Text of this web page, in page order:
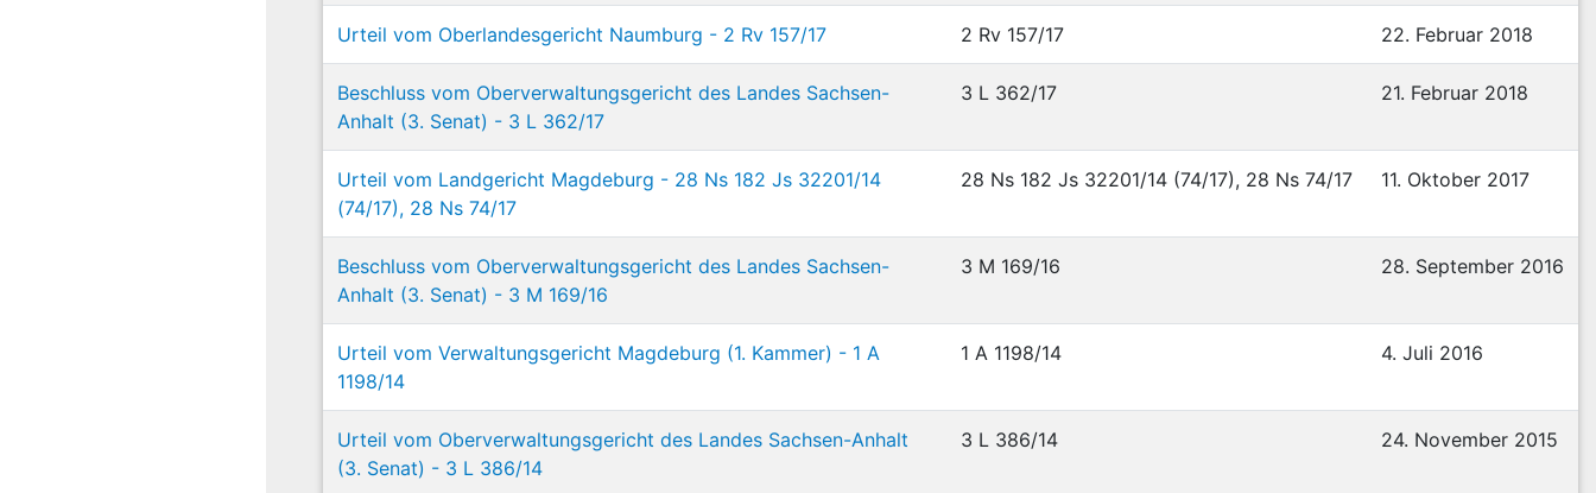
Urteil vom Oberlandesgericht Naumburg - 2 Rv 157/17 2 Rv 157/17 22. Februar 2018
Beschluss vom Oberverwaltungsgericht des Landes Sachsen-
Anhalt (3. Senat) - 3 L 362/17
3 L 362/17 21. Februar 2018
Urteil vom Landgericht Magdeburg - 28 Ns 182 Js 32201/14
(74/17), 28 Ns 74/17
28 Ns 182 Js 32201/14 (74/17), 28 Ns 74/17 11. Oktober 2017
Beschluss vom Oberverwaltungsgericht des Landes Sachsen-
Anhalt (3. Senat) - 3 M 169/16
3 M 169/16 28. September 2016
Urteil vom Verwaltungsgericht Magdeburg (1. Kammer) - 1 A
1198/14
1 A 1198/14 4. Juli 2016
Urteil vom Oberverwaltungsgericht des Landes Sachsen-Anhalt
(3. Senat) - 3 L 386/14
3 L 386/14 24. November 2015